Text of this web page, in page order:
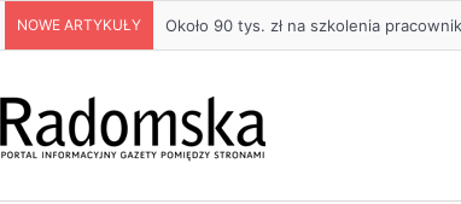
NOWE ARTYKUŁY Życie bez alkoholu – lepszy wybór.